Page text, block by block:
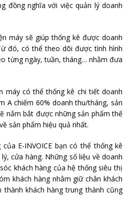
đồng nghĩa với việc quản lý doanh
máy sẽ giúp thống kê được doanh
đó, có thể theo dõi được tình hình
từng ngày, tuần, tháng… nhằm đưa
máy có thể thống kê chi tiết doanh
A chiếm 60% doanh thu/tháng, sản
nắm bắt được những sản phẩm thế
sản phẩm hiệu quả nhất.
E-INVOICE bạn có thể thống kê
cửa hàng. Những số liệu về doanh
khách hàng của hệ thống siêu thị
khách hàng nhằm giữ chân khách
khách hàng trung thành cũng